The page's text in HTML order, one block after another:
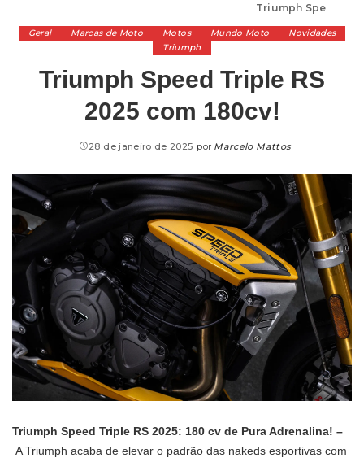
Triumph Speed Triple RS 2025 com 180cv!
Geral Marcas de Moto Motos Mundo Moto
Novidades
Triumph
Triumph Speed Triple RS
2025 com 180cv!
28 de janeiro de 2025 por Marcelo Mattos
Triumph Speed Triple RS 2025: 180 cv de Pura Adrenalina! –
A Triumph acaba de elevar o padrão das nakeds esportivas com